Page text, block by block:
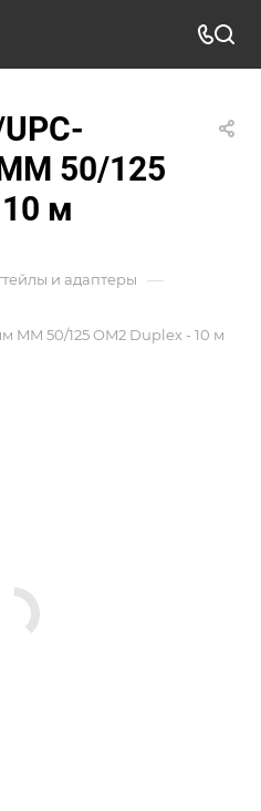
50/125
м
и адаптеры —
MM 50/125 OM2 Duplex - 10 м